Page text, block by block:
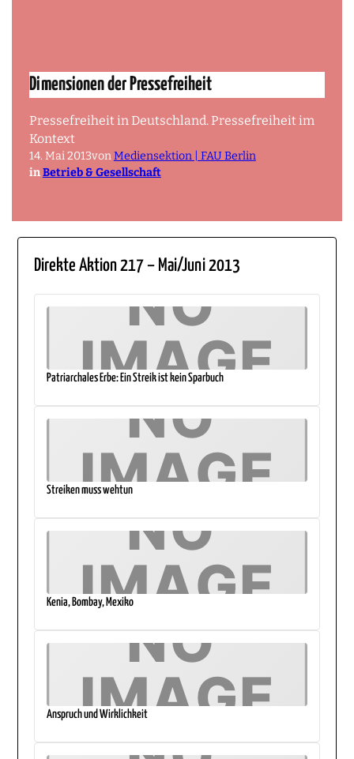
Dimensionen der Pressefreiheit
Pressefreiheit in Deutschland. Pressefreiheit im
Kontext
14. Mai 2013vonMediensektion | FAU Berlin
inBetrieb & Gesellschaft
Direkte Aktion 217 – Mai/Juni 2013
Patriarchales Erbe: Ein Streik ist kein Sparbuch
Streiken muss wehtun
Kenia, Bombay, Mexiko
Anspruch und Wirklichkeit